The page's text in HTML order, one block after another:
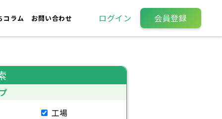
コラム お問い合わせ ログイン 会員登録
工場